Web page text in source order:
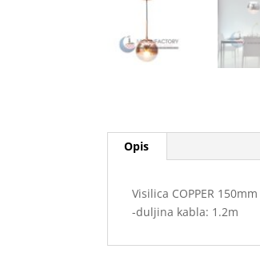
Opis
Visilica COPPER
-duljina kabla: 1.2m